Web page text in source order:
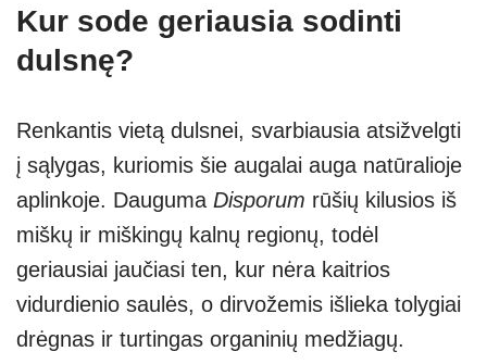
Kur sode geriausia sodinti
dulsnę?
Renkantis vietą dulsnei, svarbiausia atsižvelgti
į sąlygas, kuriomis šie augalai auga natūralioje
aplinkoje. Dauguma Disporum rūšių kilusios iš
miškų ir miškingų kalnų regionų, todėl
geriausiai jaučiasi ten, kur nėra kaitrios
vidurdienio saulės, o dirvožemis išlieka tolygiai
drėgnas ir turtingas organinių medžiagų.